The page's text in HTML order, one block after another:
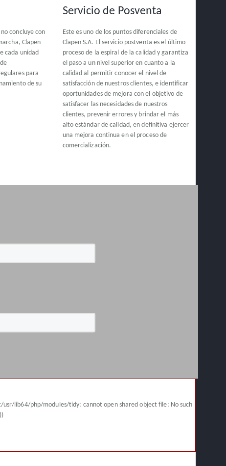
concluye con
Clapen
cada unidad
para
de su
Servicio de Posventa
Este es uno de los puntos diferenciales de
Clapen S.A. El servicio postventa es el último
proceso de la espiral de la calidad y garantiza
el paso a un nivel superior en cuanto a la
calidad al permitir conocer el nivel de
satisfacción de nuestros clientes, e identificar
oportunidades de mejora con el objetivo de
satisfacer las necesidades de nuestros
clientes, prevenir errores y brindar el más
alto estándar de calidad, en definitiva ejercer
una mejora continua en el proceso de
comercialización.
lib64/php/modules/tidy: cannot open shared object file: No such